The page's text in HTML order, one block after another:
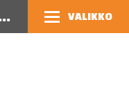
eläinsuojeluyhdistys VALIKKO